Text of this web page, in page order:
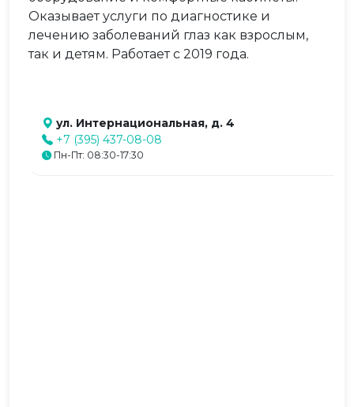
Оказывает услуги по диагностике и
лечению заболеваний глаз как взрослым,
так и детям. Работает с 2019 года.
ул. Интернациональная, д. 4
+7 (395) 437-08-08
Пн-Пт: 08:30-17:30